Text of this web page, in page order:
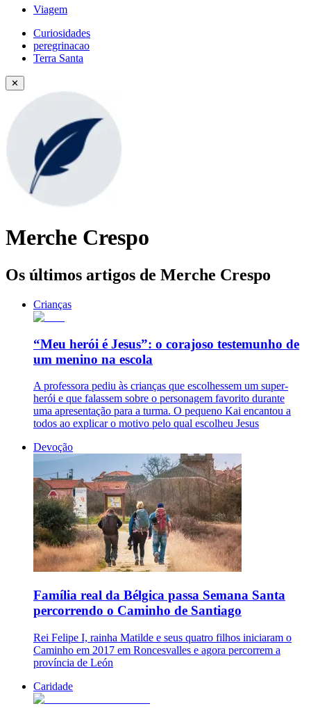
Viagem
Curiosidades
peregrinacao
Terra Santa
✕
Merche Crespo
Os últimos artigos de Merche Crespo
Crianças
“Meu herói é Jesus”: o corajoso testemunho de
um menino na escola
A professora pediu às crianças que escolhessem um super-
herói e que falassem sobre o personagem favorito durante
uma apresentação para a turma. O pequeno Kai encantou a
todos ao explicar o motivo pelo qual escolheu Jesus
Devoção
Família real da Bélgica passa Semana Santa
percorrendo o Caminho de Santiago
Rei Felipe I, rainha Matilde e seus quatro filhos iniciaram o
Caminho em 2017 em Roncesvalles e agora percorrem a
província de León
Caridade